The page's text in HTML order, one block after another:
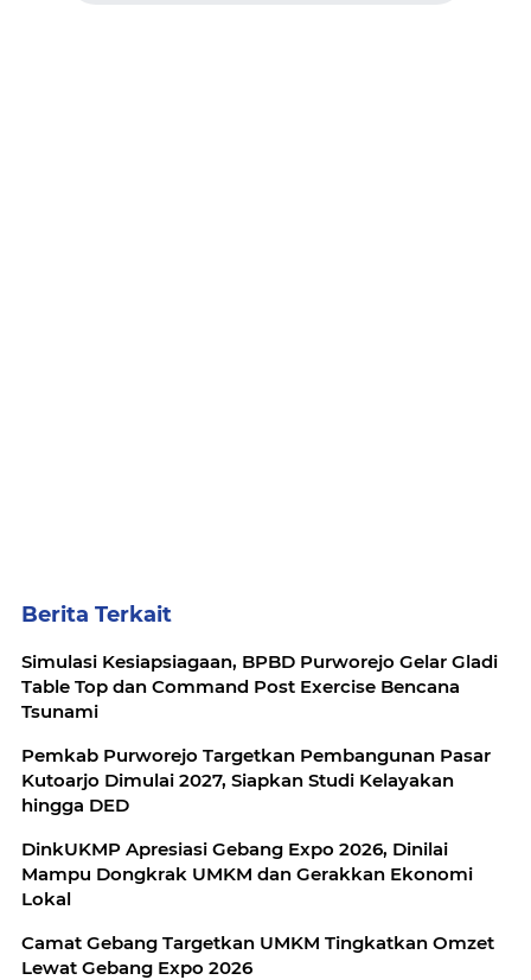
Berita Terkait
Simulasi Kesiapsiagaan, BPBD Purworejo Gelar Gladi
Table Top dan Command Post Exercise Bencana
Tsunami
Pemkab Purworejo Targetkan Pembangunan Pasar
Kutoarjo Dimulai 2027, Siapkan Studi Kelayakan
hingga DED
DinkUKMP Apresiasi Gebang Expo 2026, Dinilai
Mampu Dongkrak UMKM dan Gerakkan Ekonomi
Lokal
Camat Gebang Targetkan UMKM Tingkatkan Omzet
Lewat Gebang Expo 2026